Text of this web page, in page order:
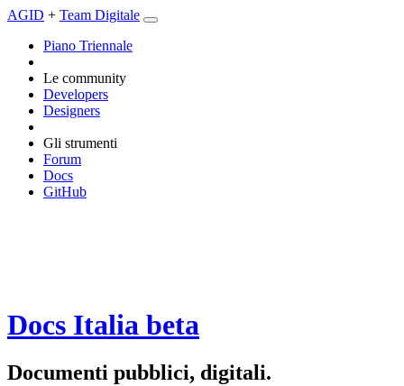
AGID + Team Digitale
Piano Triennale
Le community
Developers
Designers
Gli strumenti
Forum
Docs
GitHub
Docs Italia beta
Documenti pubblici, digitali.